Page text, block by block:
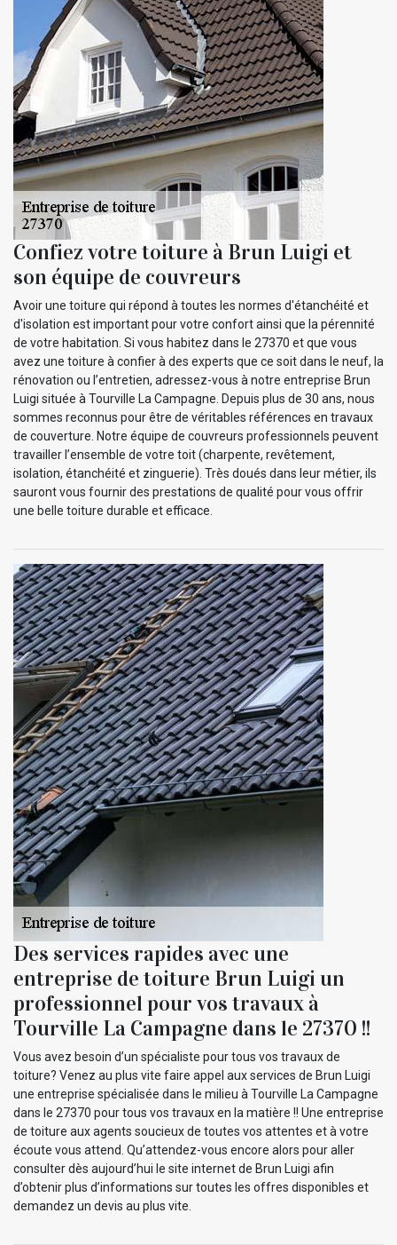
Confiez votre toiture à Brun Luigi et
son équipe de couvreurs
Avoir une toiture qui répond à toutes les normes d'étanchéité et
d'isolation est important pour votre confort ainsi que la pérennité
de votre habitation. Si vous habitez dans le 27370 et que vous
avez une toiture à confier à des experts que ce soit dans le neuf, la
rénovation ou l’entretien, adressez-vous à notre entreprise Brun
Luigi située à Tourville La Campagne. Depuis plus de 30 ans, nous
sommes reconnus pour être de véritables références en travaux
de couverture. Notre équipe de couvreurs professionnels peuvent
travailler l’ensemble de votre toit (charpente, revêtement,
isolation, étanchéité et zinguerie). Très doués dans leur métier, ils
sauront vous fournir des prestations de qualité pour vous offrir
une belle toiture durable et efficace.
Des services rapides avec une
entreprise de toiture Brun Luigi un
professionnel pour vos travaux à
Tourville La Campagne dans le 27370 !!
Vous avez besoin d’un spécialiste pour tous vos travaux de
toiture? Venez au plus vite faire appel aux services de Brun Luigi
une entreprise spécialisée dans le milieu à Tourville La Campagne
dans le 27370 pour tous vos travaux en la matière !! Une entreprise
de toiture aux agents soucieux de toutes vos attentes et à votre
écoute vous attend. Qu’attendez-vous encore alors pour aller
consulter dès aujourd’hui le site internet de Brun Luigi afin
d’obtenir plus d’informations sur toutes les offres disponibles et
demandez un devis au plus vite.